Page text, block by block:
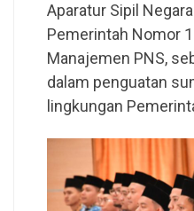
Aparatur Sipil
Pemerintah Nomor
Manajemen PNS,
dalam penguatan
lingkungan